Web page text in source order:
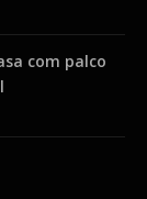
com palco